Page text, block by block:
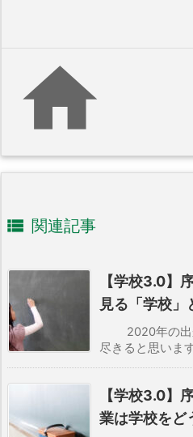

 関連記事
【学校3.0】
見る「学校」
2020年の出
尽きると思いま
【学校3.0】
業は学校をど